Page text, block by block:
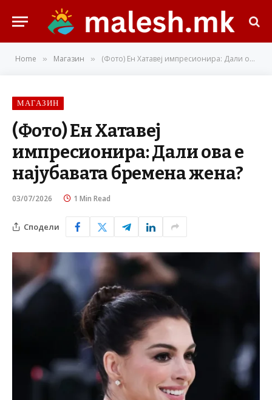
Home » Магазин » (Фото) Ен Хатавеј импресионира: Дали ова е најубавата бремена жена?
МАГАЗИН
(Фото) Ен Хатавеј
импресионира: Дали ова е
најубавата бремена жена?
03/07/2026 1 Min Read
Сподели